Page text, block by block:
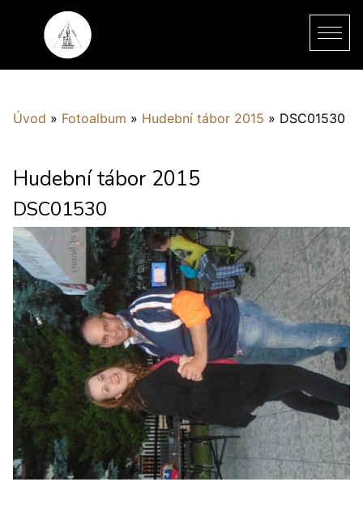
Úvod » Fotoalbum » Hudební tábor 2015 » DSC01530
Hudební tábor 2015
DSC01530